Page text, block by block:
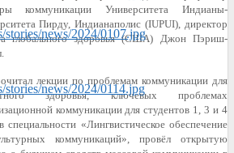
коммуникации Университета Индианы-
Пирду, Индианаполис (IUPUI), директор
глобального здоровья (США) Джон Пэриш-
лекции по проблемам коммуникации для
здоровья, ключевых проблемах
коммуникации для студентов 1, 3 и 4
специальности «Лингвистическое обеспечение
коммуникаций», провёл открытую